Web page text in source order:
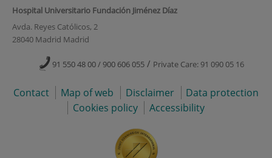
Hospital Universitario Fundación Jiménez Díaz
Avda. Reyes Católicos, 2
28040 Madrid Madrid
91 550 48 00 / 900 606 055 / Private Care: 91 090 05 16
Contact Map of web Disclaimer
Data protection
Cookies policy
Accessibility